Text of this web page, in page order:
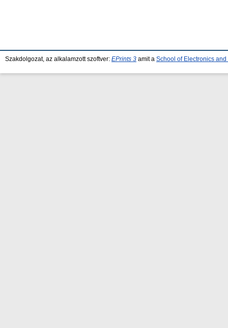
Szakdolgozat, az alkalamzott szoftver: EPrints 3 amit a School of Electronics